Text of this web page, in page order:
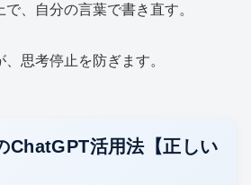
、自分の言葉で書き直す。
思考停止を防ぎます。
ChatGPT活用法【正しい